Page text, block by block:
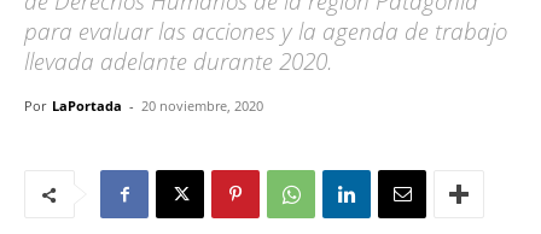
para evaluar las acciones y la agenda de trabajo
llevada adelante durante 2020.
Por LaPortada - 20 noviembre, 2020